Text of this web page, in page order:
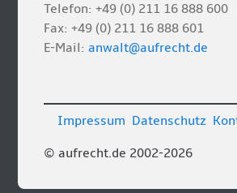
Telefon: +49 (0) 211 16 888 600
Fax: +49 (0) 211 16 888 601
E-Mail:anwalt@aufrecht.de
© aufrecht.de 2002-2026
Impressum Datenschutz